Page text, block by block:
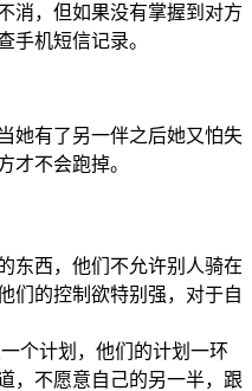
消，但如果没有掌握到对方
手机短信记录。
她有了另一伴之后她又怕失
才不会跑掉。
东西，他们不允许别人骑在
们的控制欲特别强，对于自
个计划，他们的计划一环
，不愿意自己的另一半，跟